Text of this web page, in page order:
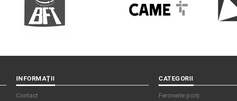
INFORMAȚII
Contact
CATEGORII
Feronerie porți